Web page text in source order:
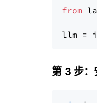
from
llm =
第 3 步